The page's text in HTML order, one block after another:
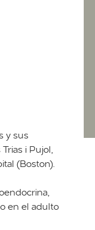
y sus
i Pujol,
(Boston).
en el adulto